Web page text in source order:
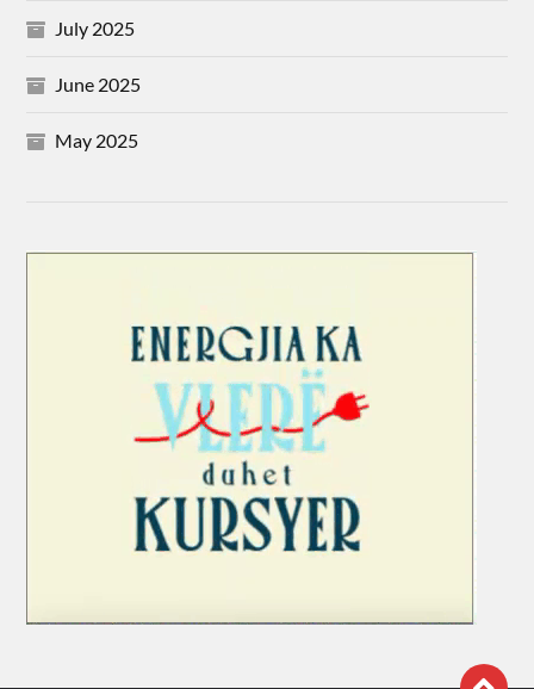
July 2025
June 2025
May 2025